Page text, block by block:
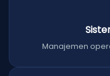
Manajemen